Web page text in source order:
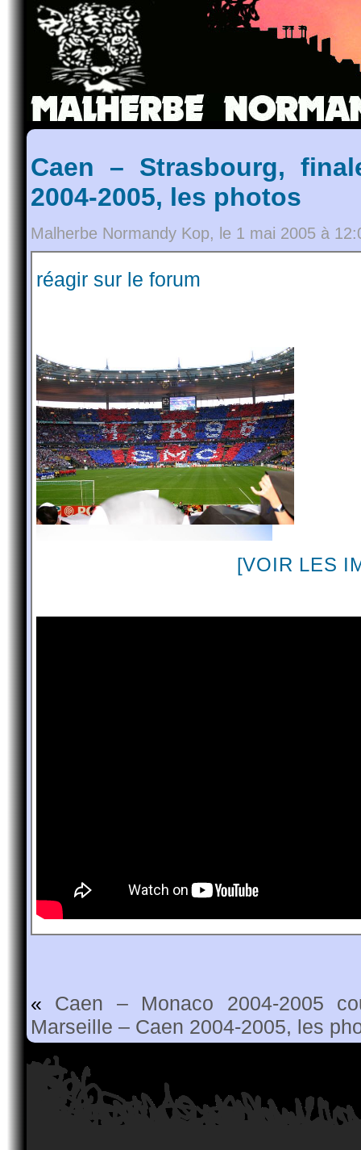
Caen – Strasbourg,
2004-2005, les photos
Malherbe Normandy Kop, le 1 mai 2005 à
réagir sur le forum
[VOIR LES
« Caen – Monaco 2004-2005
Marseille – Caen 2004-2005, les